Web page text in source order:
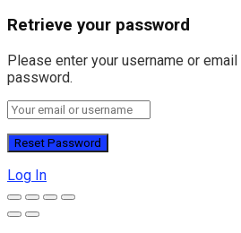
Retrieve your password
Please enter your username or
password.
Log In